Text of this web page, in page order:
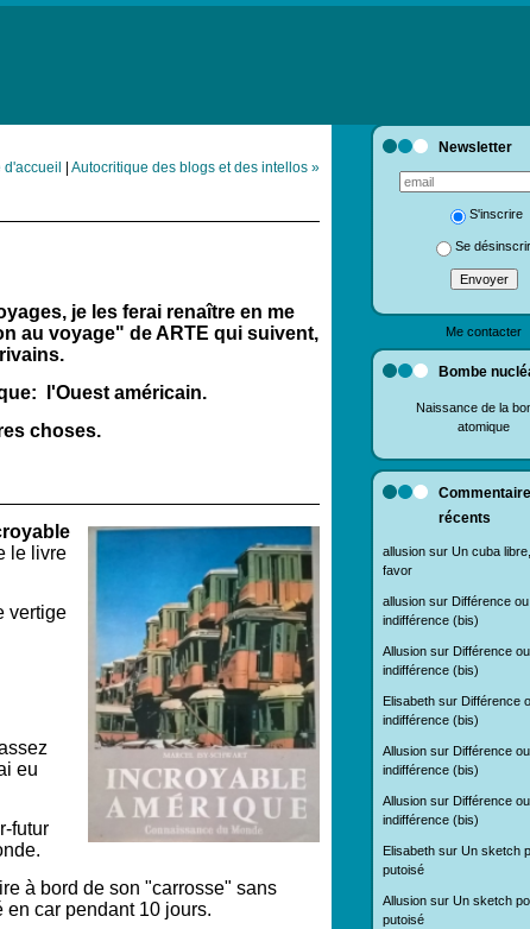
Newsletter
S'inscrire
Se
Me contacter
Bombe
Naissance de la
atomique
récents
allusion sur Un cuba
favor
allusion sur Différence ou
indifférence (bis)
Allusion sur Différence ou
indifférence (bis)
Elisabeth sur Différence
indifférence (bis)
Allusion sur Différence ou
indifférence (bis)
Allusion sur Différence ou
indifférence (bis)
Elisabeth sur Un sketch
putoisé
Allusion sur Un sketch
putoisé
d'accueil | Autocritique des blogs et des intellos »
je les ferai renaître en me
au voyage" de ARTE qui suivent,
l'Ouest américain.
choses.
le livre
vertige
eu
futur
à bord de son "carrosse" sans
car pendant 10 jours.